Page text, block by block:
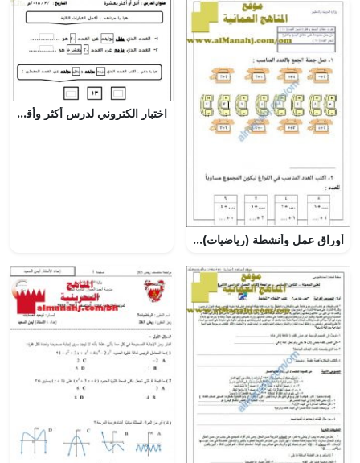
أوراق عمل وأنشطة (رياضيات) الأول
اختبار الكتروني لدرس أكثر وأقل من عشرة نموذج خامس (رياضيات) الأول